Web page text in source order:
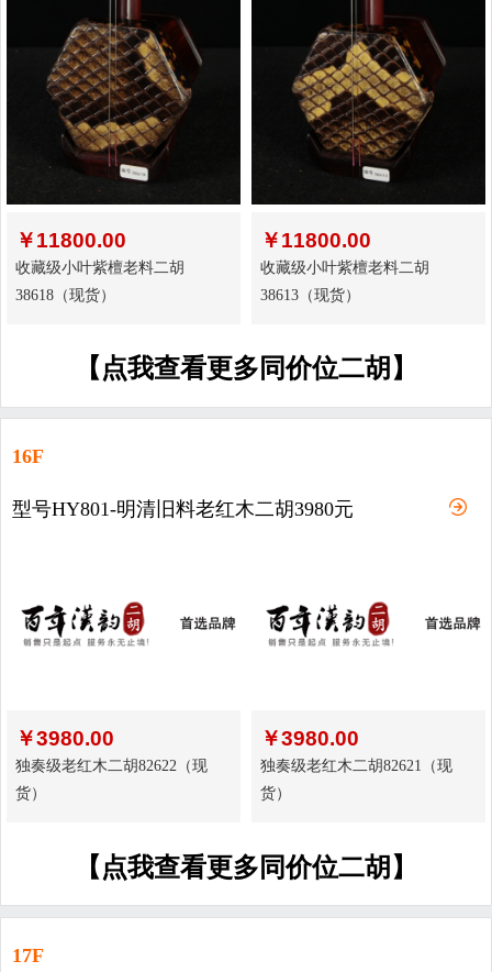
￥11800.00
收藏级小叶紫檀老料二胡
38618（现货）
￥11800.00
收藏级小叶紫檀老料二胡
38613（现货）
【点我查看更多同价位二胡】
16F
型号HY801-明清旧料老红木二胡3980元
￥3980.00
独奏级老红木二胡82622（现
货）
￥3980.00
独奏级老红木二胡82621（现
货）
【点我查看更多同价位二胡】
17F